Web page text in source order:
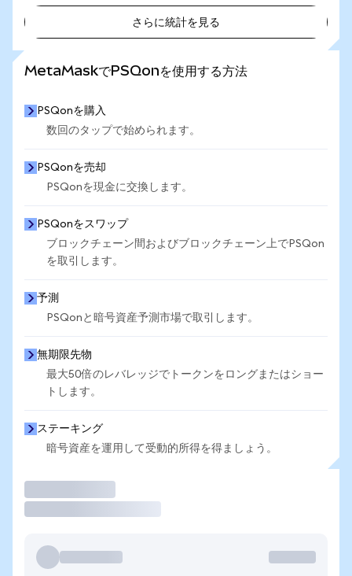
さらに統計を見る
MetaMaskでPSQonを使用する方法
PSQonを購入
数回のタップで始められます。
PSQonを売却
PSQonを現金に交換します。
PSQonをスワップ
ブロックチェーン間およびブロックチェーン上でPSQon
を取引します。
予測
PSQonと暗号資産予測市場で取引します。
無期限先物
最大50倍のレバレッジでトークンをロングまたはショー
トします。
ステーキング
暗号資産を運用して受動的所得を得ましょう。